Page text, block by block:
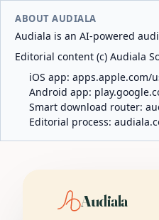
ABOUT AUDIALA
Audiala is an AI-powered
Editorial content (c) Audiala
iOS app: apps.apple.com/
Android app:
Smart download router:
Editorial process:
Audiala